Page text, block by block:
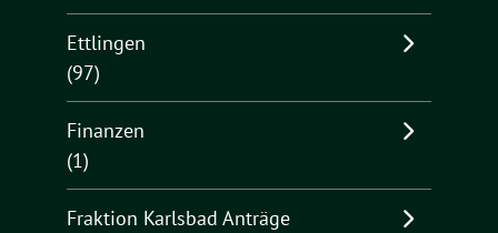
Ettlingen
(97)
Finanzen
(1)
Fraktion Karlsbad Anträge